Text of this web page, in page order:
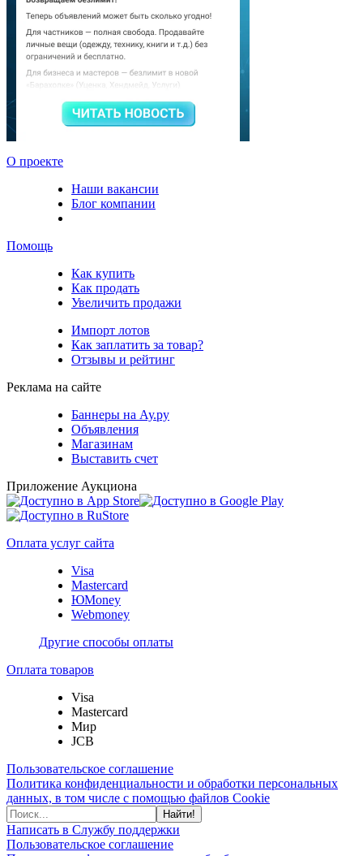
О проекте
Наши вакансии
Блог компании
Помощь
Как купить
Как продать
Увеличить продажи
Импорт лотов
Как заплатить за товар?
Отзывы и рейтинг
Реклама на сайте
Баннеры на Ау.ру
Объявления
Магазинам
Выставить счет
Приложение Аукциона
Оплата услуг сайта
Visa
Mastercard
ЮMoney
Webmoney
Другие способы оплаты
Оплата товаров
Visa
Mastercard
Мир
JCB
Пользовательское соглашение
Политика конфиденциальности и обработки персональных
данных, в том числе с помощью файлов Cookie
Найти!
Написать в Службу поддержки
Пользовательское соглашение